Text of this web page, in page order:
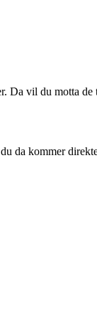
Da vil du motta de
da kommer